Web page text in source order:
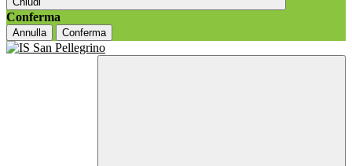
Conferma
Annulla Conferma